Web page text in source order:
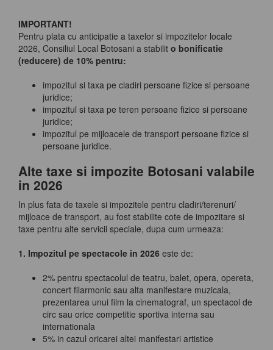
IMPORTANT!
Pentru plata cu anticipatie a taxelor si impozitelor locale
2026, Consiliul Local Botosani a stabilit o bonificatie
(reducere) de 10% pentru:
impozitul si taxa pe cladiri persoane fizice si persoane
juridice;
impozitul si taxa pe teren persoane fizice si persoane
juridice;
impozitul pe mijloacele de transport persoane fizice si
persoane juridice.
Alte taxe si impozite Botosani valabile
in 2026
In plus fata de taxele si impozitele pentru cladiri/terenuri/
mijloace de transport, au fost stabilite cote de impozitare si
taxe pentru alte servicii speciale, dupa cum urmeaza:
1. Impozitul pe spectacole in 2026 este de:
2% pentru spectacolul de teatru, balet, opera, opereta,
concert filarmonic sau alta manifestare muzicala,
prezentarea unui film la cinematograf, un spectacol de
circ sau orice competitie sportiva interna sau
internationala
5% in cazul oricarei altei manifestari artistice